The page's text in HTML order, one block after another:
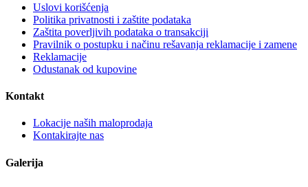
Uslovi korišćenja
Politika privatnosti i zaštite podataka
Zaštita poverljivih podataka o transakciji
Pravilnik o postupku i načinu rešavanja reklamacije i zamene
Reklamacije
Odustanak od kupovine
Kontakt
Lokacije naših maloprodaja
Kontakirajte nas
Galerija